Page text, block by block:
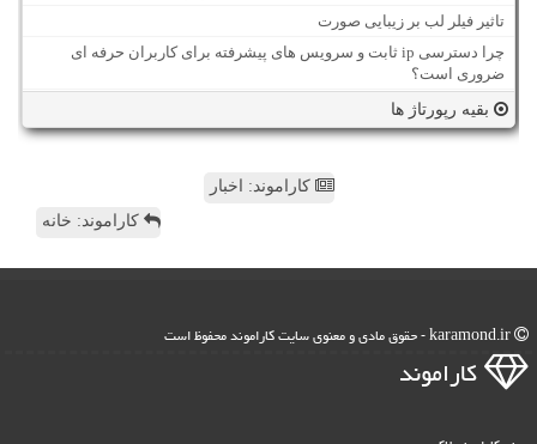
تاثیر فیلر لب بر زیبایی صورت
چرا دسترسی ip ثابت و سرویس های پیشرفته برای کاربران حرفه ای
ضروری است؟
بقیه رپورتاژ ها
کاراموند: اخبار
کاراموند: خانه
كاراموند